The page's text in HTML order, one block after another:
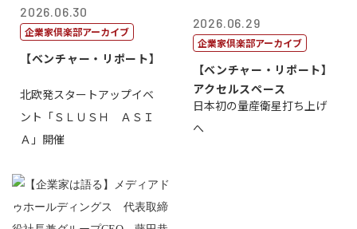
2026.06.30
企業家倶楽部アーカイブ
【ベンチャー・リポート】
北欧発スタートアップイベ
ント「ＳＬＵＳＨ ＡＳＩ
Ａ」開催
2026.06.29
企業家倶楽部アーカイブ
【ベンチャー・リポート】
アクセルスペース
日本初の量産衛星打ち上げ
へ